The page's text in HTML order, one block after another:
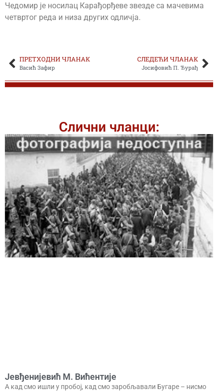
Чедомир је носилац Карађорђеве звезде са мачевима
четвртог реда и низа других одличја.
ПРЕТХОДНИ ЧЛАНАК
Васић Зафир
СЛЕДЕЋИ ЧЛАНАК
Јосифовић П. Ђурађ
Слични чланци:
Јевђенијевић М. Вићентије
А кад смо ишли у пробој, кад смо заробљавали Бугаре – нисмо